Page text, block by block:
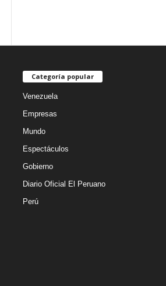
Categoría popular
Venezuela
Empresas
Mundo
Espectáculos
Gobierno
Diario Oficial El Peruano
Perú